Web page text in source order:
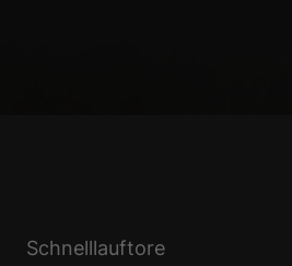
Schnelllauftore